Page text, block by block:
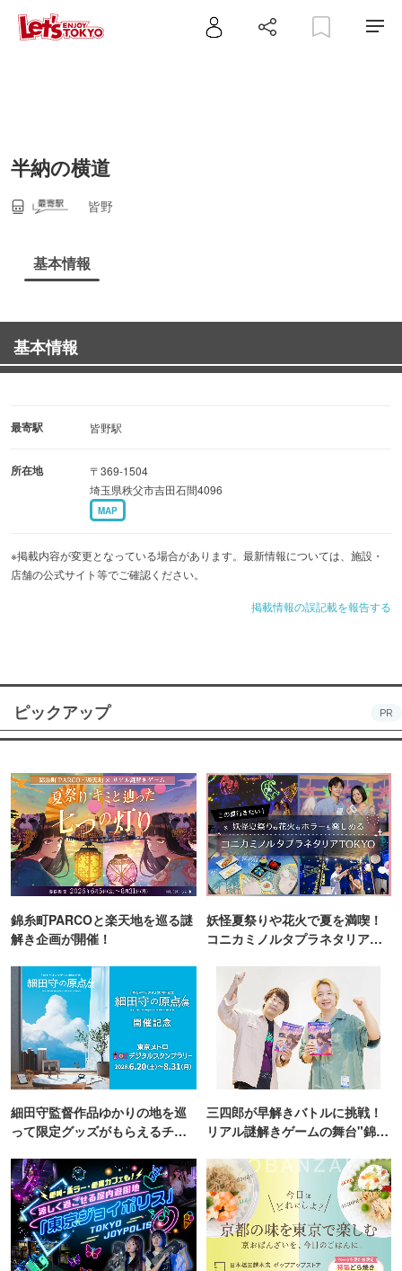
半納の横道
皆野
基本情報
基本情報
最寄駅 皆野駅
所在地
〒369-1504
埼玉県秩父市吉田石間4096
MAP
※掲載内容が変更となっている場合があります。最新情報については、施設・
店舗の公式サイト等でご確認ください。
掲載情報の誤記載を報告する
ピックアップ PR
錦糸町PARCOと楽天地を巡る謎
解き企画が開催！
妖怪夏祭りや花火で夏を満喫！
コニカミノルタプラネタリア
細田守監督作品ゆかりの地を巡
って限定グッズがもらえるチャ
三四郎が早解きバトルに挑戦！
リアル謎解きゲームの舞台"錦糸